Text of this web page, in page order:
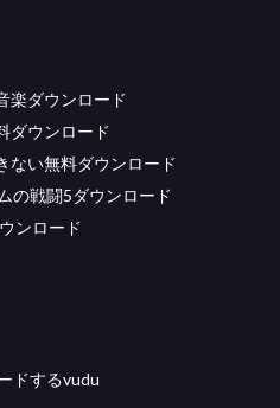
楽ダウンロード
ダウンロード
ない無料ダウンロード
の戦闘5ダウンロード
ンロード
ドするvudu